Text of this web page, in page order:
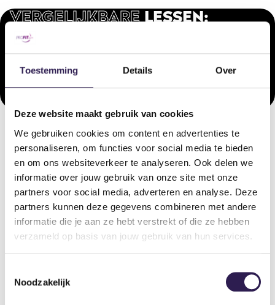
Toestemming Details Over
Deze website maakt gebruik van cookies
We gebruiken cookies om content en advertenties te
personaliseren, om functies voor social media te bieden
en om ons websiteverkeer te analyseren. Ook delen we
informatie over jouw gebruik van onze site met onze
partners voor social media, adverteren en analyse. Deze
partners kunnen deze gegevens combineren met andere
informatie die je aan ze hebt verstrekt of die ze hebben
verzameld op basis van jouw gebruik van hun services.
Noodzakelijk
VERGELIJKBARELESSEN:
Onze doelgerichte arrangementen voor ieder type sporter.
BodyAttack
OOKALL-IN FITNESS?
Schrijf je nu in